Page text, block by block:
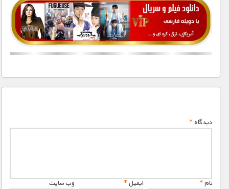
1900 تومان – خريد لينک دانلود (افزودن به سبد خريد)
دیدگاه*
نام* ایمیل* وب‌ سایت